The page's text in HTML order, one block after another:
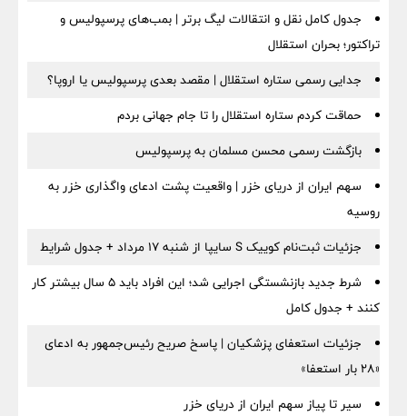
جدول کامل نقل و انتقالات لیگ برتر | بمب‌های پرسپولیس و
تراکتور؛ بحران استقلال
جدایی رسمی ستاره استقلال | مقصد بعدی پرسپولیس یا اروپا؟
حماقت کردم ستاره استقلال را تا جام جهانی بردم
بازگشت رسمی محسن مسلمان به پرسپولیس
سهم ایران از دریای خزر | واقعیت پشت ادعای واگذاری خزر به
روسیه
جزئیات ثبت‌نام کوییک S سایپا از شنبه ۱۷ مرداد + جدول شرایط
شرط جدید بازنشستگی اجرایی شد؛ این افراد باید ۵ سال بیشتر کار
کنند + جدول کامل
جزئیات استعفای پزشکیان | پاسخ صریح رئیس‌جمهور به ادعای
«۲۸ بار استعفا»
سیر تا پیاز سهم ایران از دریای خزر